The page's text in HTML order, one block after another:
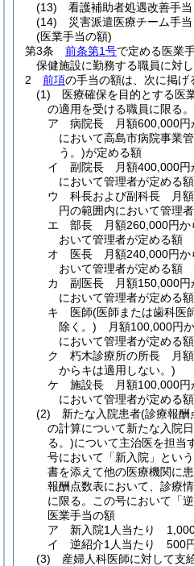
(13)
看護補助者処遇改善手当
(14)
災害派遣医療チーム手当
(医業手当の額)
第3条
前条第1号で定める医業
保健施設に勤務する職員に対し
2
前項の手当の額は、次に掲げ
(1)
医療確保を目的とする医
の適用を受ける職員に限る
ア
病院長 月額600,000円
において高島市病院事業
う。)が定める額
イ
副院長 月額400,000円
において管理者が定める額
ウ
科長および副科長 月
円の範囲内において管理
エ
部長 月額260,000円か
おいて管理者が定める額
オ
医長 月額240,000円か
おいて管理者が定める額
カ
副医長 月額150,000円
において管理者が定める額
キ
医師(医師または歯科医
除く。) 月額100,000円
において管理者が定める額
ク
朽木診療所の所長 月
からキは適用しない。)
ケ
施設長 月額100,000円
において管理者が定める額
(2)
新たな入院患者(診療報酬
の計算について新たな入院
る。)について主治医を担当
号において「新入院」とい
書を添えて他の医療機関に
報酬点数表において、診療
に限る。この号において「
医業手当の額
ア
新入院1人当たり
イ
逆紹介1人当たり 500
(3)
産婦人科医師に対して支